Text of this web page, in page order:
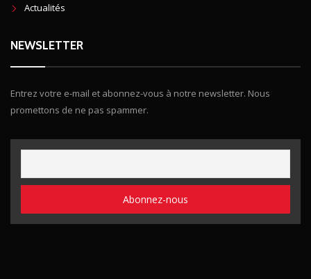
Actualités
NEWSLETTER
Entrez votre e-mail et abonnez-vous à notre newsletter. Nous
promettons de ne pas spammer.